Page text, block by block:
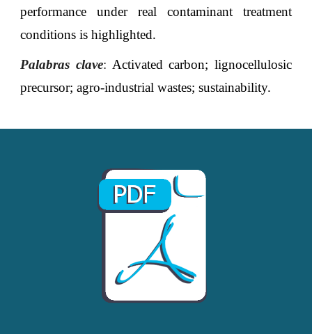
performance under real contaminant treatment
conditions is highlighted.
Palabras clave: Activated carbon; lignocellulosic
precursor; agro-industrial wastes; sustainability.